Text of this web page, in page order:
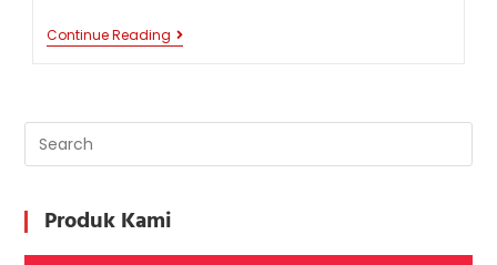
Continue Reading IKONIK
KOTA
LENGKAP
MONUMEN
GUMUL
Produk Kami